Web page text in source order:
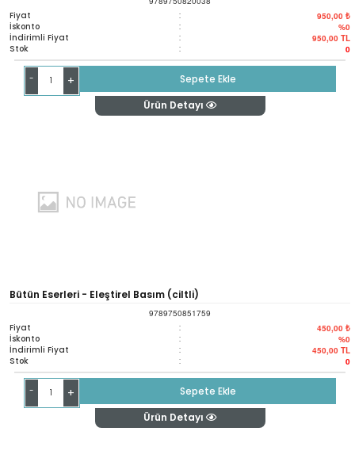
Fiyat : 950,00 ₺
İskonto : %0
İndirimli Fiyat : 950,00 TL
Stok : 0
- +
Sepete Ekle
Ürün Detayı
Bütün Eserleri - Eleştirel Basım (ciltli)
9789750851759
Fiyat : 450,00 ₺
İskonto : %0
İndirimli Fiyat : 450,00 TL
Stok : 0
- +
Sepete Ekle
Ürün Detayı